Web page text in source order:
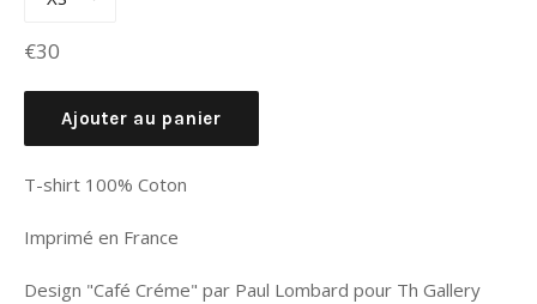
Prix
€30
Ajouter au panier
T-shirt 100% Coton
Imprimé en France
Design "Café Créme" par Paul Lombard pour Th Gallery